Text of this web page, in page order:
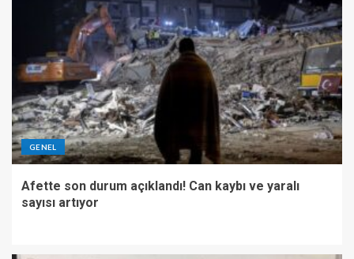
GENEL
Afette son durum açıklandı! Can kaybı ve yaralı
sayısı artıyor